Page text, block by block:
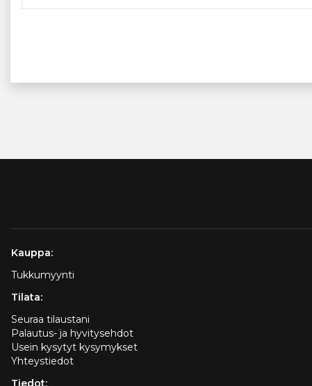
Kauppa:
Tukkumyynti
Tilata:
Seuraa tilaustani
Palautus- ja hyvitysehdot
Usein kysytyt kysymykset
Yhteystiedot
Tiedot: